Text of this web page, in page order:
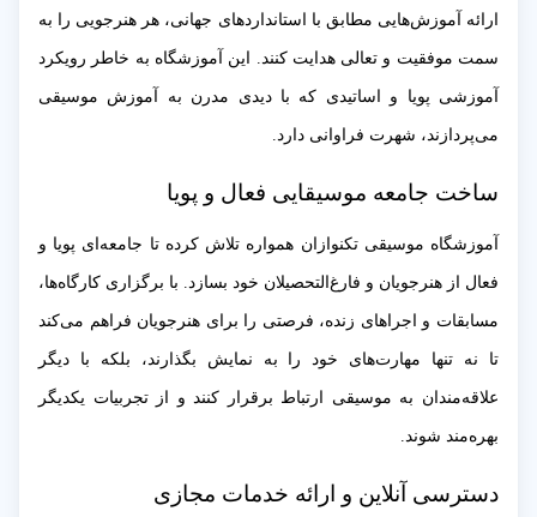
ارائه آموزش‌هایی مطابق با استانداردهای جهانی، هر هنرجویی را به
سمت موفقیت و تعالی هدایت کنند. این آموزشگاه به خاطر رویکرد
آموزشی پویا و اساتیدی که با دیدی مدرن به آموزش موسیقی
می‌پردازند، شهرت فراوانی دارد.
ساخت جامعه موسیقایی فعال و پویا
آموزشگاه موسیقی تکنوازان همواره تلاش کرده تا جامعه‌ای پویا و
فعال از هنرجویان و فارغ‌التحصیلان خود بسازد. با برگزاری کارگاه‌ها،
مسابقات و اجراهای زنده، فرصتی را برای هنرجویان فراهم می‌کند
تا نه تنها مهارت‌های خود را به نمایش بگذارند، بلکه با دیگر
علاقه‌مندان به موسیقی ارتباط برقرار کنند و از تجربیات یکدیگر
بهره‌مند شوند.
دسترسی آنلاین و ارائه خدمات مجازی